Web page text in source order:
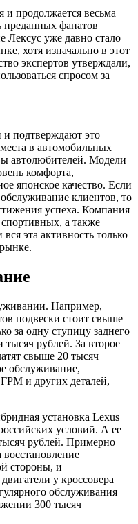
и продолжается весьма
преданных фанатов
Лексус уже давно стало
хотя изначально в этот
экспертов утверждали,
спросом за
подтверждают это
в автомобильных
автолюбителей. Модели
комфорта,
японское качество. Если
клиентов, то
успеха. Компания
а также
эта активность только
Например,
подвески стоит свыше
за одну ступицу заднего
тысяч рублей. За второе
свыше 20 тысяч
обслуживание,
и других деталей,
установка Lexus
условий. А ее
рублей. Примерно
стороны, и
у кроссовера
обслуживания
300 тысяч